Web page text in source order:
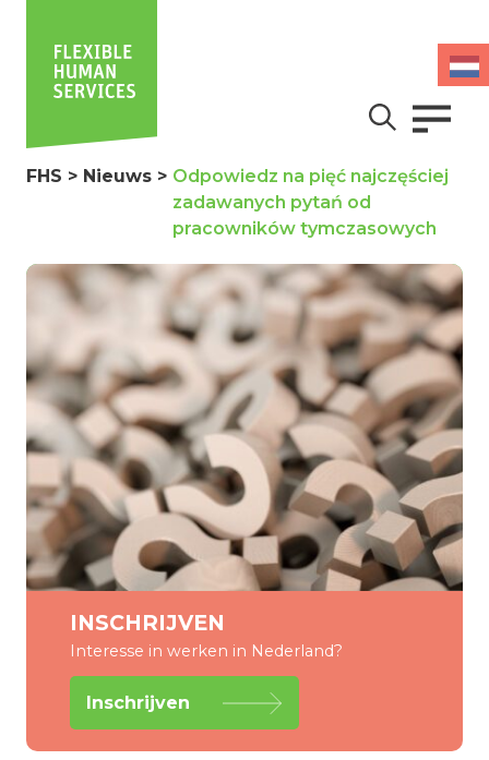
FHS > Nieuws > Odpowiedz na pięć najczęściej
zadawanych pytań od
pracowników tymczasowych
INSCHRIJVEN
Interesse in werken in Nederland?
Inschrijven